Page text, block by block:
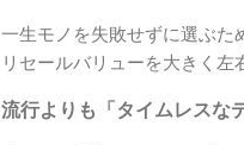
一生モノを失敗せずに選ぶた
リセールバリューを大きく左
流行よりも「タイムレスな